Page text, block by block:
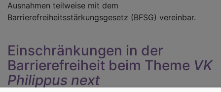
Ausnahmen teilweise mit dem
Barrierefreiheitsstärkungsgesetz (BFSG) vereinbar.
Einschränkungen in der
Barrierefreiheit beim Theme VK
Philippus next